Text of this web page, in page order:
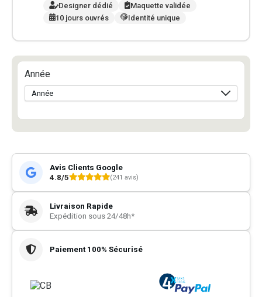
Designer dédié
Maquette validée
10 jours ouvrés
Identité unique
Année
Avis Clients Google
4.8/5
(241 avis)
Livraison Rapide
Expédition sous 24/48h*
Paiement 100% Sécurisé